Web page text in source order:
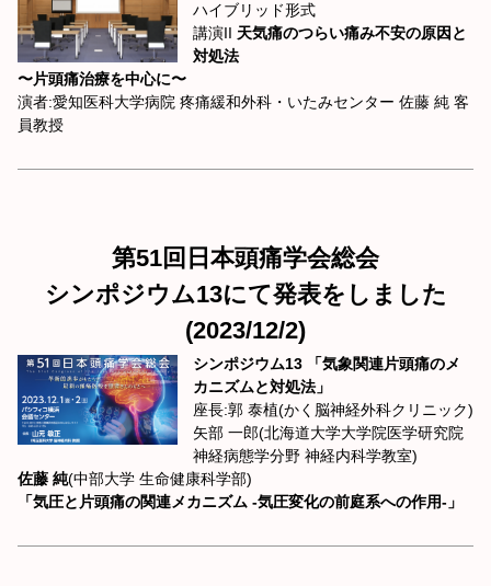
ハイブリッド形式
講演II 天気痛のつらい痛み不安の原因と
対処法
〜片頭痛治療を中心に〜
演者:愛知医科大学病院 疼痛緩和外科・いたみセンター 佐藤 純 客
員教授
第51回日本頭痛学会総会
シンポジウム13にて発表をしました
(2023/12/2)
シンポジウム13 「気象関連片頭痛のメ
カニズムと対処法」
座長:郭 泰植(かく脳神経外科クリニック)
矢部 一郎(北海道大学大学院医学研究院
神経病態学分野 神経内科学教室)
佐藤 純(中部大学 生命健康科学部)
「気圧と片頭痛の関連メカニズム -気圧変化の前庭系への作用-」